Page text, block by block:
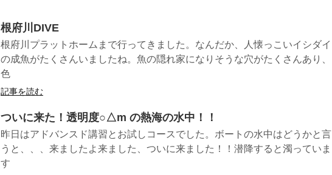
根府川DIVE
根府川プラットホームまで行ってきました。なんだか、人懐っこいイシダイ
の成魚がたくさんいましたね。魚の隠れ家になりそうな穴がたくさんあり、
色
記事を読む
ついに来た！透明度○△m の熱海の水中！！
昨日はアドバンスド講習とお試しコースでした。ボートの水中はどうかと言
うと、、、来ましたよ来ました、ついに来ました！！潜降すると濁っていま
す